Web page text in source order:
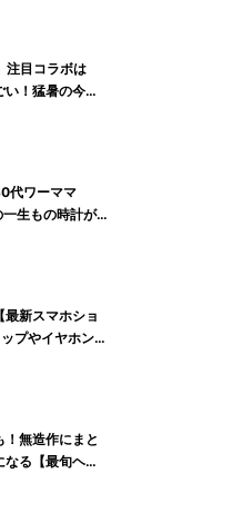
目コラボは
い！猛暑の今か
アイテム
代ワーママ
一生もの時計が
＆節目買いに
新スマホショ
プやイヤホンが
無造作にまと
る【最旬ヘア